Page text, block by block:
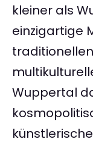
kleiner als
einzigartige
Wuppertal